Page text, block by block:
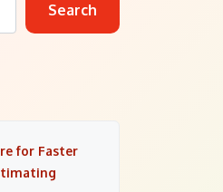
Search
for Faster